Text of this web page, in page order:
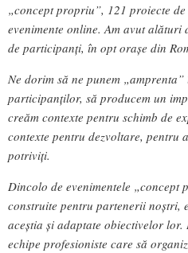
„concept propriu”, 121 proiecte de
evenimente online. Am avut
de participanți, în opt orașe din
Ne dorim să ne punem
participanților, să producem un
creăm contexte pentru schimb de
contexte pentru dezvoltare, pentru
potriviți.
Dincolo de evenimentele „concept
construite pentru partenerii noștri,
aceștia și adaptate obiectivelor
echipe profesioniste care să